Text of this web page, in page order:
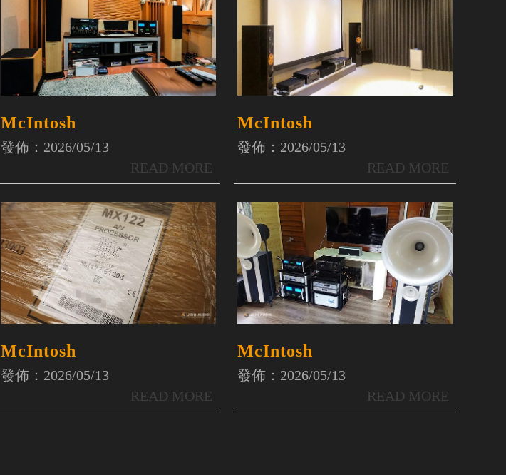
McIntosh
發佈：2026/05/13
McIntosh
發佈：2026/05/13
McIntosh
發佈：2026/05/13
McIntosh
發佈：2026/05/13